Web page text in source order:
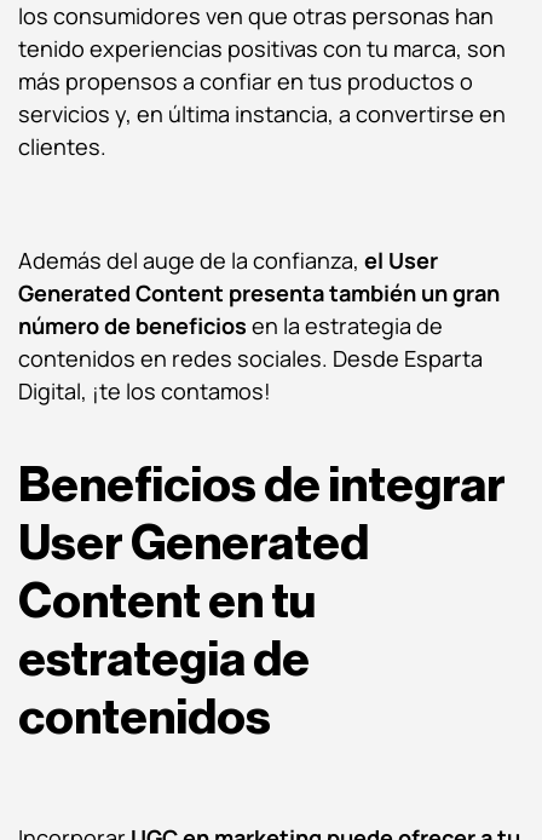
los consumidores ven que otras personas han
tenido experiencias positivas con tu marca, son
más propensos a confiar en tus productos o
servicios y, en última instancia, a convertirse en
clientes.
Además del auge de la confianza, el User
Generated Content presenta también un gran
número de beneficios en la estrategia de
contenidos en redes sociales. Desde Esparta
Digital, ¡te los contamos!
Beneficios de integrar
User Generated
Content en tu
estrategia de
contenidos